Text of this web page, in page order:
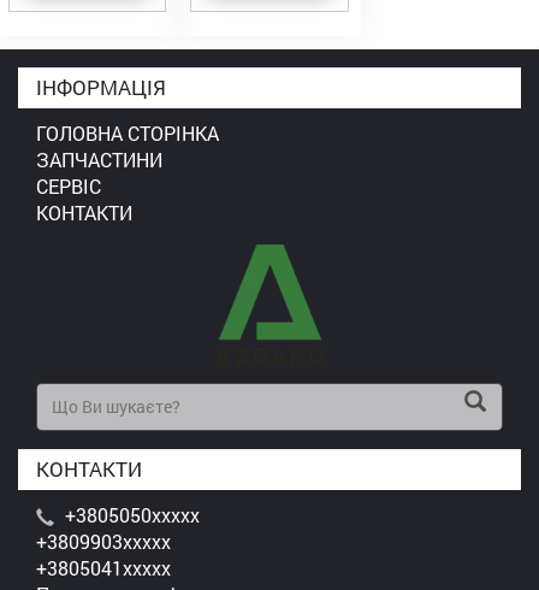
ІНФОРМАЦІЯ
ГОЛОВНА СТОРІНКА
ЗАПЧАСТИНИ
СЕРВІС
КОНТАКТИ
КОНТАКТИ
+3805050xxxxx
+3809903xxxxx
+3805041xxxxx